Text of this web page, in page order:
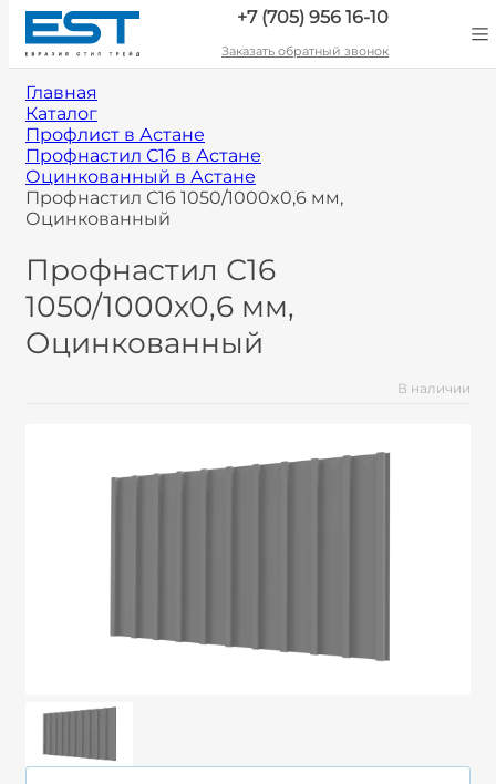
+7 (705) 956 16-10
Заказать обратный звонок
Главная
Каталог
Профлист в Астане
Профнастил С16 в Астане
Оцинкованный в Астане
Профнастил С16 1050/1000x0,6 мм,
Оцинкованный
Профнастил С16
1050/1000x0,6 мм,
Оцинкованный
В наличии